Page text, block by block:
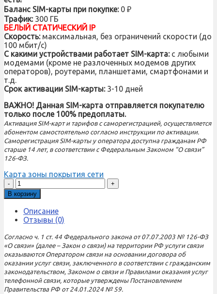
Баланс SIM-карты при покупке:0 ₽
Трафик:300 ГБ
БЕЛЫЙ СТАТИЧЕСКИЙ IP
Скорость:максимальная, без ограничений скорости (до
100 мбит/с)
С какими устройствами работает SIM-карта:с любыми
модемами (кроме не разлоченных модемов других
операторов), роутерами, планшетами, смартфонами и
т.д.
Срок активации SIM-карты:3-10 дней
ВАЖНО! Данная SIM-карта отправляется покупателю
только после 100% предоплаты.
Активация SIM-карт и тарифов с саморегистрацией, осуществляется
абонентом самостоятельно согласно инструкции по активации.
Саморегистрация SIM-карты у оператора доступна гражданам РФ
старше 14 лет, в соответствии с Федеральным Законом “О связи”
126-ФЗ.
Карта зоны покрытия сети
Количество
товара
SIM-
карта
М-
Сеть
1200
Белый
Статический
IP
(саморегистрация)
В корзину
Описание
Отзывы (0)
Согласно ч. 1 ст. 44 Федерального закона от 07.07.2003 № 126-ФЗ
«О связи» (далее – Закон о связи) на территории РФ услуги связи
оказываются Оператором связи на основании договора об
оказании услуг связи, заключенного в соответствии с гражданским
законодательством, Законом о связи и Правилами оказания услуг
телефонной связи, которые утверждены Постановлением
Правительства РФ от 24.01.2024 № 59.